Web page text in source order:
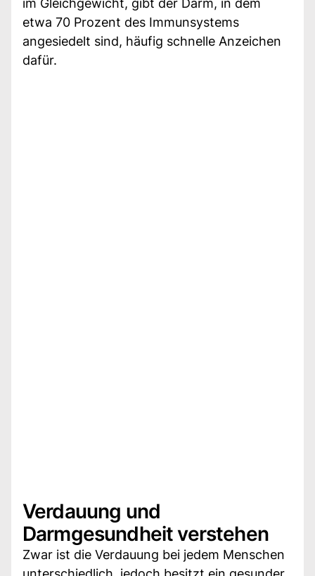
im Gleichgewicht, gibt der Darm, in dem
etwa 70 Prozent des Immunsystems
angesiedelt sind, häufig schnelle Anzeichen
dafür.
Verdauung und
Darmgesundheit verstehen
Zwar ist die Verdauung bei jedem Menschen